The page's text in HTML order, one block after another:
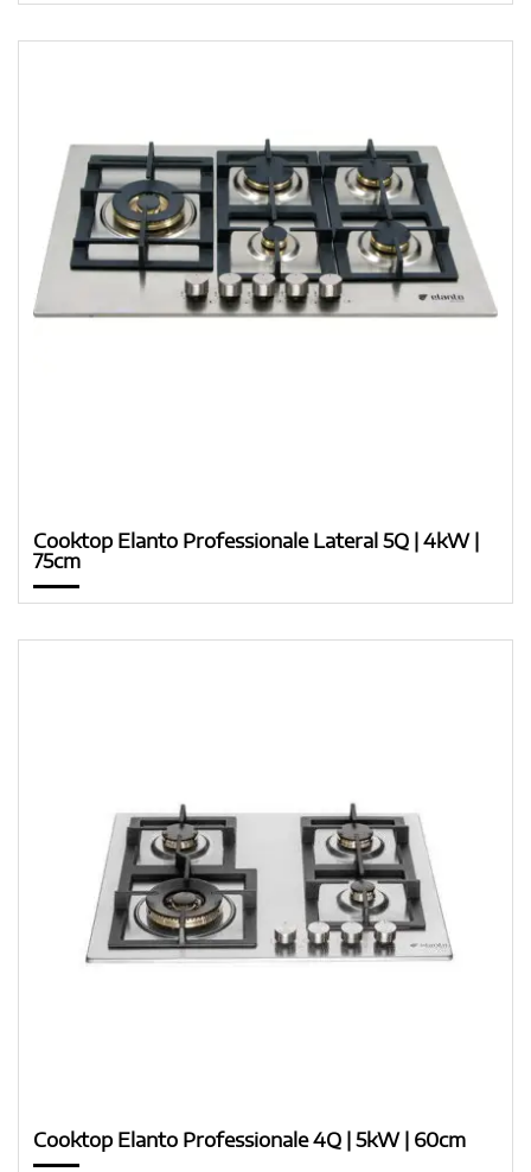
Cooktop Elanto Professionale Lateral 5Q | 4kW |
75cm
Cooktop Elanto Professionale 4Q | 5kW | 60cm